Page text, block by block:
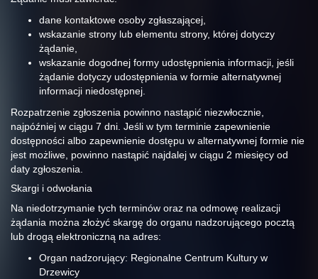
dane kontaktowe osoby zgłaszającej,
wskazanie strony lub elementu strony, której dotyczy
żądanie,
wskazanie dogodnej formy udostępnienia informacji, jeśli
żądanie dotyczy udostępnienia w formie alternatywnej
informacji niedostępnej.
Rozpatrzenie zgłoszenia powinno nastąpić niezwłocznie,
najpóźniej w ciągu 7 dni. Jeśli w tym terminie zapewnienie
dostępności albo zapewnienie dostępu w alternatywnej formie nie
jest możliwe, powinno nastąpić najdalej w ciągu 2 miesięcy od
daty zgłoszenia.
Skargi i odwołania
Na niedotrzymanie tych terminów oraz na odmowę realizacji
żądania można złożyć skargę do organu nadzorującego pocztą
lub drogą elektroniczną na adres:
Organ nadzorujący: Regionalne Centrum Kultury w
Drzewicy